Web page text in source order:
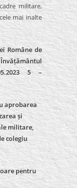
militare,
mai inalte
Române de
5 –
aprobarea
și
militare,
colegiu
pentru